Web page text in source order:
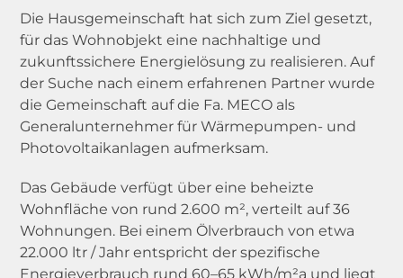
Downloads AGB Kontakt
Impressum Datenschutz
Die Hausgemeinschaft hat sich zum Ziel gesetzt,
für das Wohnobjekt eine nachhaltige und
zukunftssichere Energielösung zu realisieren. Auf
der Suche nach einem erfahrenen Partner wurde
die Gemeinschaft auf die Fa. MECO als
Generalunternehmer für Wärmepumpen- und
Photovoltaikanlagen aufmerksam.
Das Gebäude verfügt über eine beheizte
Wohnfläche von rund 2.600 m², verteilt auf 36
Wohnungen. Bei einem Ölverbrauch von etwa
22.000 ltr / Jahr entspricht der spezifische
Energieverbrauch rund 60–65 kWh/m²a und liegt